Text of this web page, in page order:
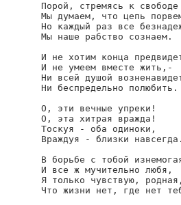
Порой, стремясь к свободе
Мы думаем, что цепь
Но каждый раз все
Мы наше рабство сознаем.
И не хотим конца
И не умеем вместе жить,-
Ни всей душой
Ни беспредельно полюбить.
О, эти вечные упреки!
О, эта хитрая вражда!
Тоскуя - оба одиноки,
Враждуя - близки навсегда.
В борьбе с тобой
И все ж мучительно любя,
Я только чувствую, родная,
Что жизни нет, где нет